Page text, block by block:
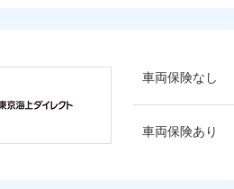
車両保険なし
車両保険あり